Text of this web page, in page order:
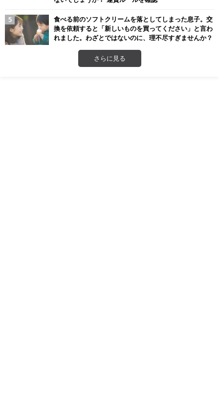
食べる前のソフトクリームを落としてしまった息子。交
換を依頼すると「新しいものを買ってください」と言わ
れました。わざとではないのに、理不尽すぎませんか？
さらに見る